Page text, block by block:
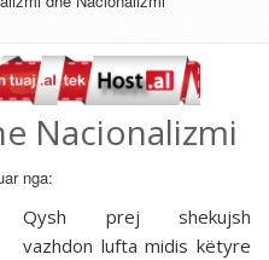
Nacionalizmi
nga:
Qysh prej shekujsh
vazhdon lufta midis këtyre